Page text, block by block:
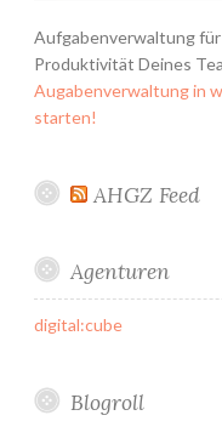
Aufgabenverwaltung
Produktivität Deines
Augabenverwaltung in
starten!
AHGZ Feed
Agenturen
digital:cube
Blogroll